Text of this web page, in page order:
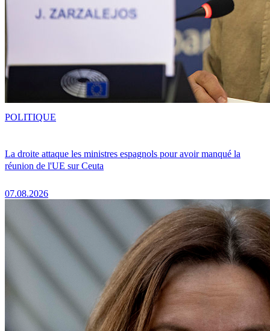
La droite attaque les ministres espagnols pour avoir manqué la
réunion de l'UE sur Ceuta
07.08.2026
POLITIQUE